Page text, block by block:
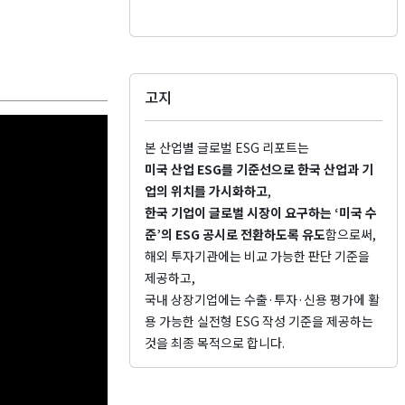
고지
본 산업별 글로벌 ESG 리포트는
미국 산업 ESG를 기준선으로 한국 산업과 기
업의 위치를 가시화하고,
한국 기업이 글로벌 시장이 요구하는 ‘미국 수
준’의 ESG 공시로 전환하도록 유도함으로써,
해외 투자기관에는 비교 가능한 판단 기준을
제공하고,
국내 상장기업에는 수출·투자·신용 평가에 활
용 가능한 실전형 ESG 작성 기준을 제공하는
것을 최종 목적으로 합니다.